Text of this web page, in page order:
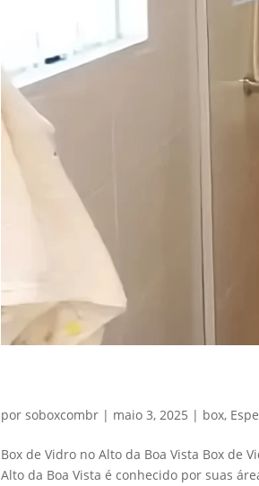
porsoboxcombr | maio 3, 2025 | box,
Box de Vidro no Alto da Boa Vista Box de
Alto da Boa Vista é conhecido por suas